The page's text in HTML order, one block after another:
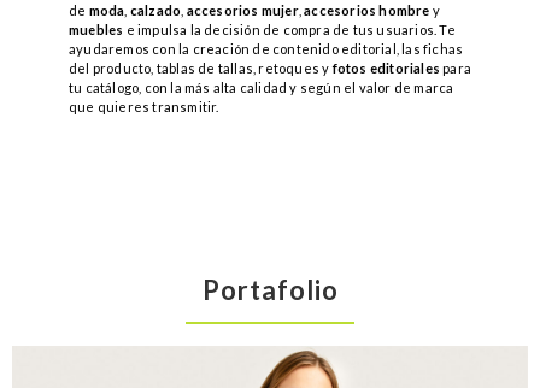
de moda calzado accesorios mujer,accesorios hombre y
muebles e impulsa la decisión de compra de tus usuarios. Te
ayudaremos con la creación de contenido editorial, las fichas
del producto, tablas de tallas, retoques yfotos editoriales para
tu catálogo, con la más alta calidad y según el valor de marca
que quieres transmitir.
Portafolio
MODA
3206 0 Detalle